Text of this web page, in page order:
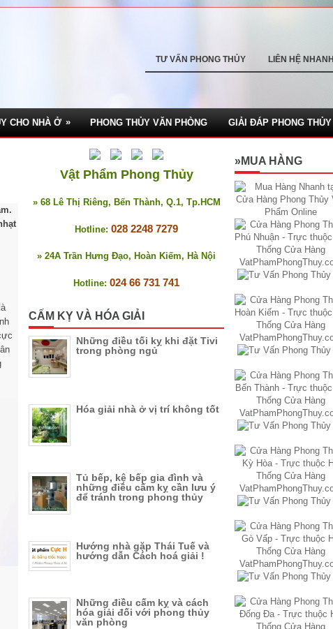
TƯ VẤN PHONG THỦY LIÊN HỆ NHANH
CHO NHÀ Ở » PHONG THỦY VĂN PHÒNG GIẢI ĐÁP PHONG THỦY
Vật Phẩm Phong Thủy
» 68 Lê Thị Riêng, Bến Thành, Q.1, Tp.HCM
Hotline: 028 2248 7279
» 24A Trần Hưng Đạo, Hoàn Kiếm, Hà Nội
Hotline: 024 66 731 741
CẤM KỴ VÀ HÓA GIẢI
Những điều tối kỵ khi đặt Tivi
trong phòng ngủ
Hóa giải nhà ở vị trí không tốt
Tủ bếp, kệ bếp gia đình và
những điều cấm kỵ cần lưu ý
để tránh trong phong thủy
Hướng nhà gặp Thái Tuế và
hướng dẫn Cách hoá giải !
Những điều cấm kỵ và cách
hóa giải đối với phong thủy
văn phòng
»MUA HÀNG